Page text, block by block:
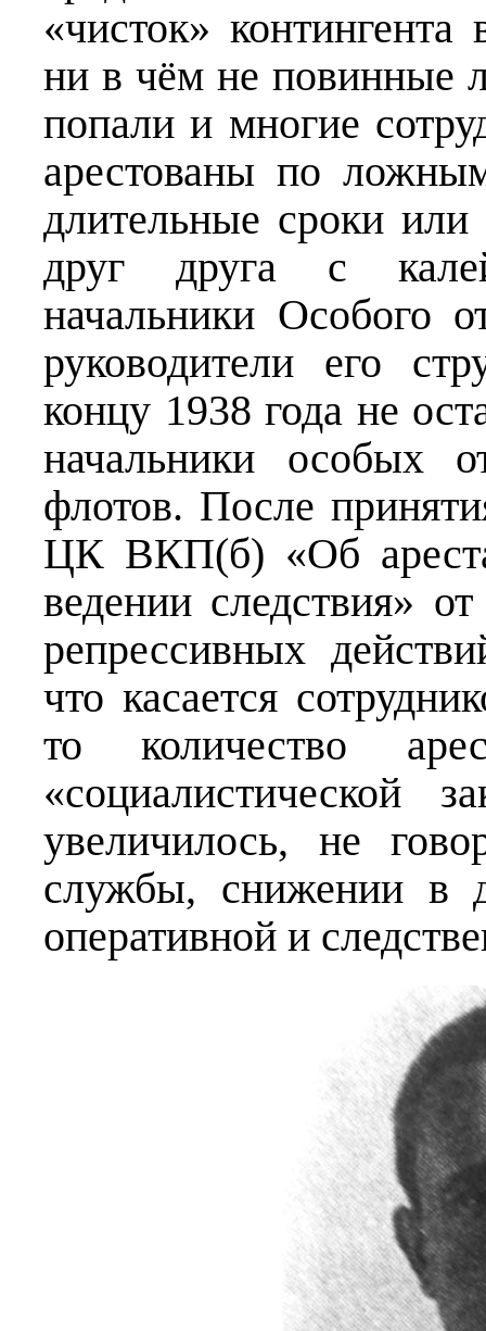
«чисток»
ни в чём не повинные
попали и многие
арестованы по
длительные сроки
друг друга с
начальники
руководители его
концу 1938 года не
начальники особых
флотов. После
ЦК ВКП(б) «Об
ведении следствия»
репрессивных
что касается
то количество
«социалистической
увеличилось, не
службы, снижении в
оперативной и